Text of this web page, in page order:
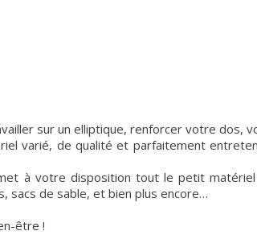
sur un elliptique, renforcer votre dos,
varié, de qualité et parfaitement
à votre disposition tout le petit
sacs de sable, et bien plus encore…
être !